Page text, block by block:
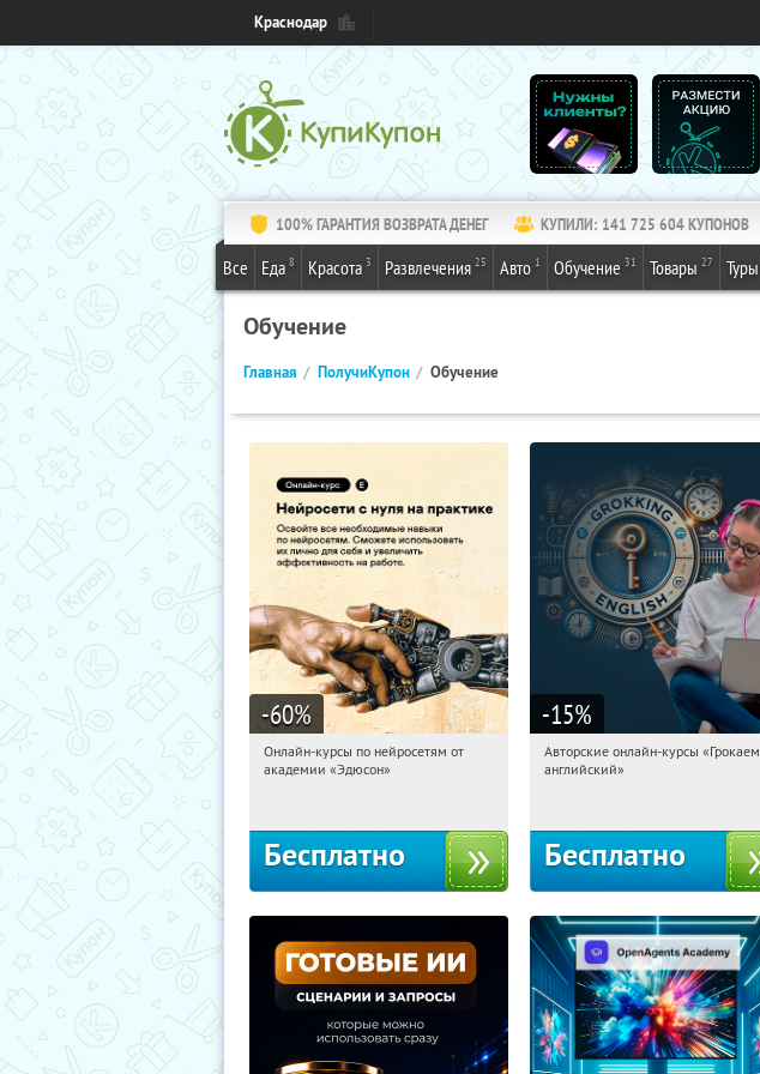
Краснодар
100% ГАРАНТИЯ ВОЗВРАТА ДЕНЕГ КУПИЛИ: 141 725 604КУПОНОВ
Все Еда 8 Красота 3 Развлечения 25 Авто 1 Обучение 31 Товары 27 Туры
Обучение
Главная ПолучиКупон Обучение
-60%
12:10:16 Получили:
Онлайн-курсы по нейросетям от
академии «Эдюсон»
Бесплатно
-15%
12:10:16 Получили:
Авторские онлайн-курсы «Грокаем
английский»
Бесплатно